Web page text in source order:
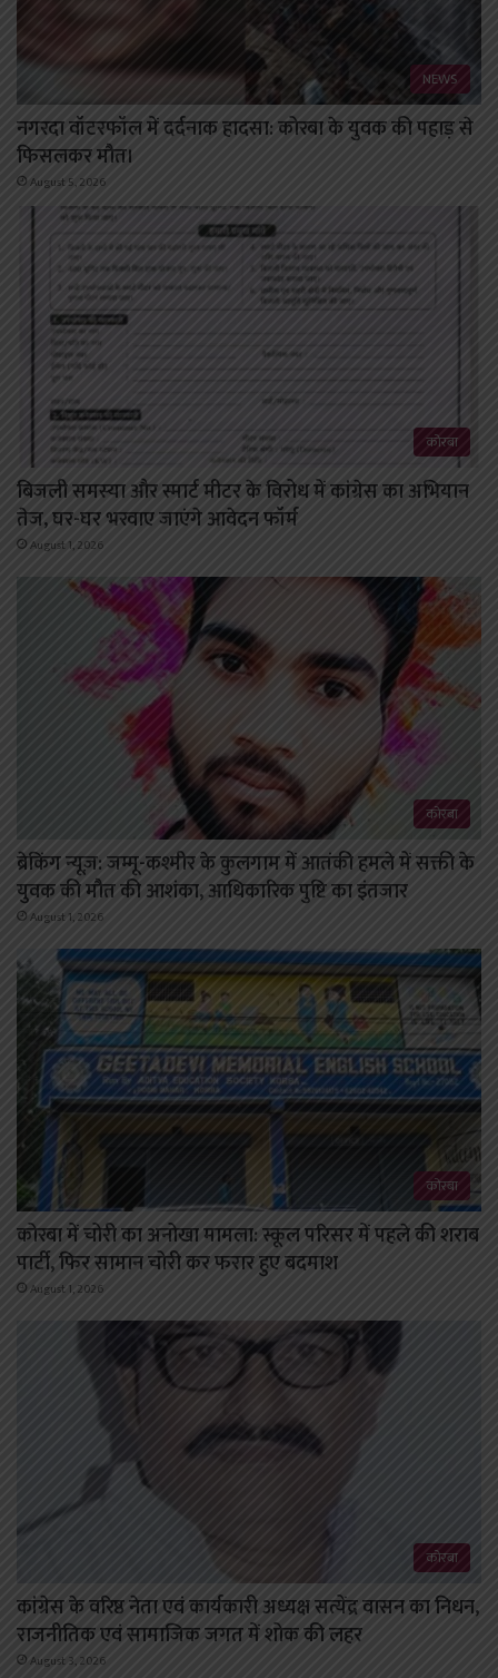
NEWS
नगरदा वॉटरफॉल में दर्दनाक हादसा: कोरबा के युवक की पहाड़ से
फिसलकर मौत।
August 5, 2026
कोरबा
बिजली समस्या और स्मार्ट मीटर के विरोध में कांग्रेस का अभियान
तेज, घर-घर भरवाए जाएंगे आवेदन फॉर्म
August 1, 2026
कोरबा
ब्रेकिंग न्यूज़: जम्मू-कश्मीर के कुलगाम में आतंकी हमले में सक्ती के
युवक की मौत की आशंका, आधिकारिक पुष्टि का इंतजार
August 1, 2026
कोरबा
कोरबा में चोरी का अनोखा मामला: स्कूल परिसर में पहले की शराब
पार्टी, फिर सामान चोरी कर फरार हुए बदमाश
August 1, 2026
कोरबा
कांग्रेस के वरिष्ठ नेता एवं कार्यकारी अध्यक्ष सत्येंद्र वासन का निधन,
राजनीतिक एवं सामाजिक जगत में शोक की लहर
August 3, 2026